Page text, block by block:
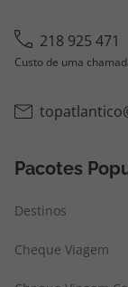
218 925 471
Custo de uma
Pacotes
Destinos
Cheque Viagem